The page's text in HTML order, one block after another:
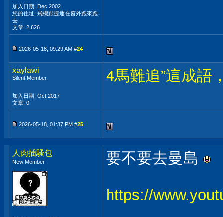
加入日期: Dec 2002
您的住址: 飛機跟捷運在窗外跑來跑
去...
文章: 2,626
2026-05-18, 09:29 AM #24
xaylawi
Silent Member
加入日期: Oct 2017
文章: 0
4馬難追”這成語
2026-05-18, 01:37 PM #25
人肉插騷包
New Member 要不要去曼島
https://